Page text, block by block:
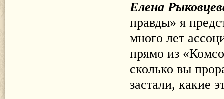
Елена
правды» я
много лет
прямо из
сколько вы
застали, какие